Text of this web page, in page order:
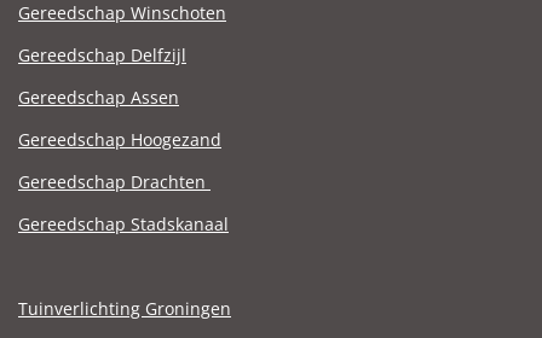
Gereedschap Winschoten
Gereedschap Delfzijl
Gereedschap Assen
Gereedschap Hoogezand
Gereedschap Drachten
Gereedschap Stadskanaal
Tuinverlichting Groningen